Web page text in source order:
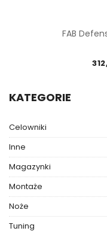
KATEGORIE
Celowniki
Inne
Magazynki
Montaże
Noże
Tuning
FAB